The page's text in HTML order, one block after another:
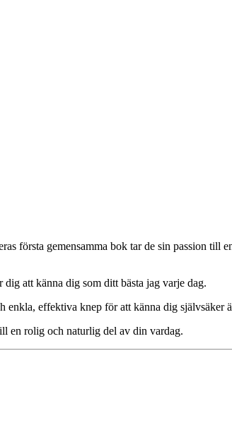
första gemensamma bok tar de sin passion till
att känna dig som ditt bästa jag varje dag.
effektiva knep för att känna dig självsäker
en rolig och naturlig del av din vardag.